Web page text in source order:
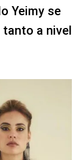
Yeimy se
tanto a nivel